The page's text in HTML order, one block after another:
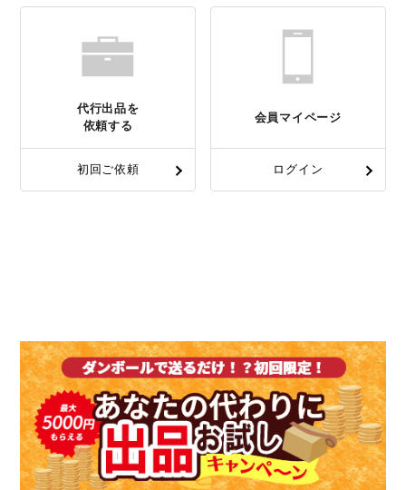
代行出品を
依頼する
初回ご依頼
会員マイページ
ログイン